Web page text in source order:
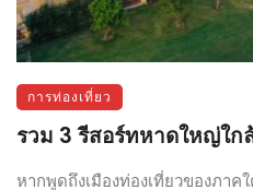
การท่องเที่ยว
รวม 3 รีสอร์ทหาดใหญ่ใก
หากพูดถึงเมืองท่องเที่ยวของภาค